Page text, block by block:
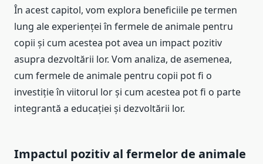
În acest capitol, vom explora beneficiile pe termen
lung ale experienței în fermele de animale pentru
copii și cum acestea pot avea un impact pozitiv
asupra dezvoltării lor. Vom analiza, de asemenea,
cum fermele de animale pentru copii pot fi o
investiție în viitorul lor și cum acestea pot fi o parte
integrantă a educației și dezvoltării lor.
Impactul pozitiv al fermelor de animale